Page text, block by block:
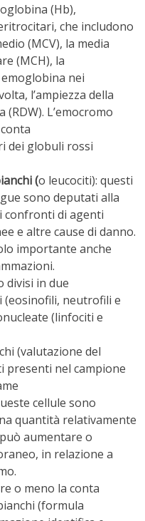
(Hb),
che includono
(MCV), la media
(MCH), la
nei
l’ampiezza della
L’emocromo
dei globuli rossi
(o leucociti): questi
sono deputati alla
confronti di agenti
e altre cause di danno.
importante anche
divisi in due
neutrofili e
(linfociti e
(valutazione del
presenti nel campione
cellule sono
quantità relativamente
aumentare o
in relazione a
o meno la conta
(formula